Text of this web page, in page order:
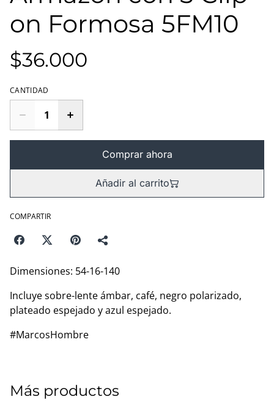
on Formosa 5FM10
$36.000
CANTIDAD
Comprar ahora
Añadir al carrito
COMPARTIR
Dimensiones: 54-16-140
Incluye sobre-lente ámbar, café, negro polarizado,
plateado espejado y azul espejado.
#MarcosHombre
Más productos